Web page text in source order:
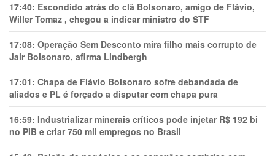
17:40: Escondido atrás do clã Bolsonaro, amigo de Flávio,
Willer Tomaz , chegou a indicar ministro do STF
17:08: Operação Sem Desconto mira filho mais corrupto de
Jair Bolsonaro, afirma Lindbergh
17:01: Chapa de Flávio Bolsonaro sofre debandada de
aliados e PL é forçado a disputar com chapa pura
16:59: Industrializar minerais críticos pode injetar R$ 192 bi
no PIB e criar 750 mil empregos no Brasil